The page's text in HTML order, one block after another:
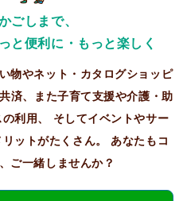
ごしまで、
と便利に・もっと楽しく
物やネット・カタログショッピ
共済、また子育て支援や介護・助
利用、
そしてイベントやサー
ットがたくさん。
あなたもコ
ご一緒しませんか？